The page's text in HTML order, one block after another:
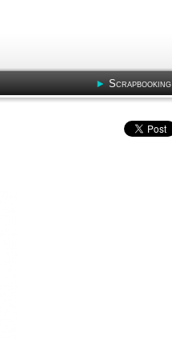
Scrapbooking